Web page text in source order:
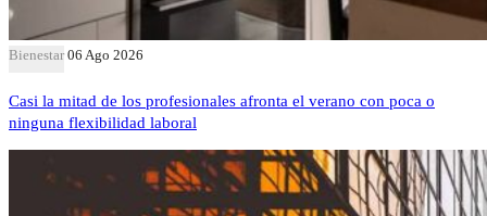
Bienestar 06 Ago 2026
Casi la mitad de los profesionales afronta el verano con poca o
ninguna flexibilidad laboral